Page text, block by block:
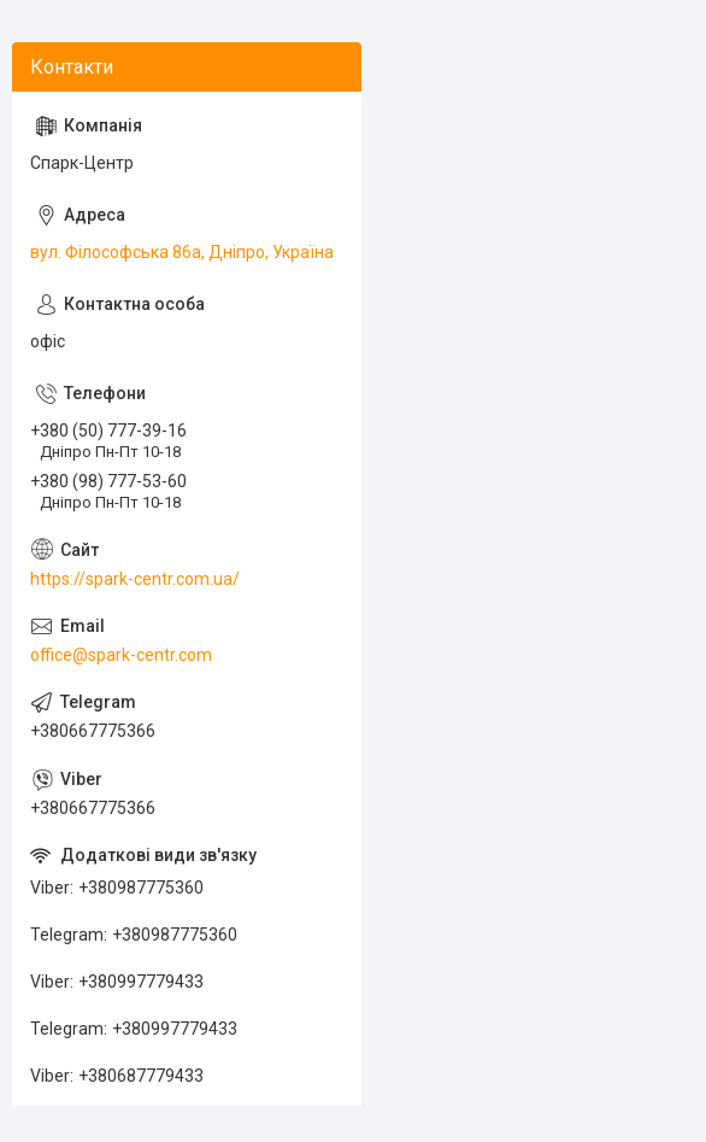
Спарк-Центр
вул. Філософська 86а, Дніпро, Україна
офіс
+380 (50) 777-39-16
Дніпро Пн-Пт 10-18
+380 (98) 777-53-60
Дніпро Пн-Пт 10-18
https://spark-centr.com.ua/
office@spark-centr.com
+380667775366
+380667775366
Viber +380987775360
Telegram +380987775360
Viber +380997779433
Telegram +380997779433
Viber +380687779433